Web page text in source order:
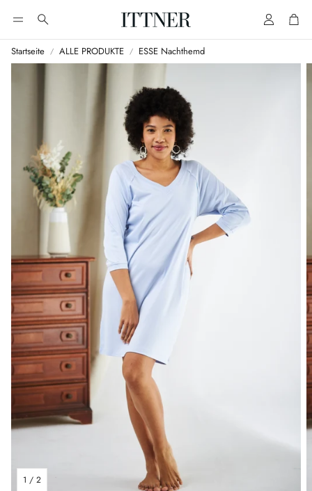
Suche AccountCart
Startseite ALLE PRODUKTE ESSE Nachthemd
1 / 2